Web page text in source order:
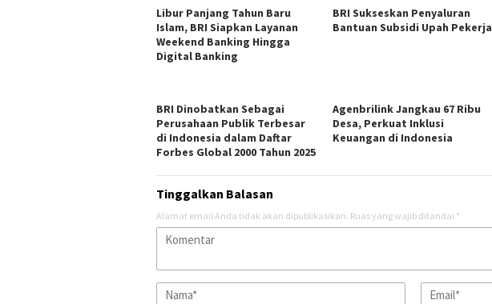
Libur Panjang Tahun Baru
Islam, BRI Siapkan Layanan
Weekend Banking Hingga
Digital Banking
BRI Sukseskan Penyaluran
Bantuan Subsidi Upah Pekerja
BRI Dinobatkan Sebagai
Perusahaan Publik Terbesar
di Indonesia dalam Daftar
Forbes Global 2000 Tahun 2025
Agenbrilink Jangkau 67 Ribu
Desa, Perkuat Inklusi
Keuangan di Indonesia
Tinggalkan Balasan
Alamat email Anda tidak akan dipublikasikan. Ruas yang wajib ditandai *